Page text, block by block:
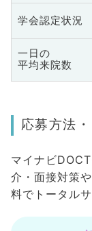
学会認定状況
一日の
平均来院数
応募方法
マイナビ
介・面接対策
料でトータル